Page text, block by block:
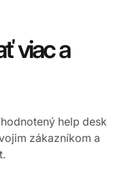
viac a
help desk
zákazníkom a